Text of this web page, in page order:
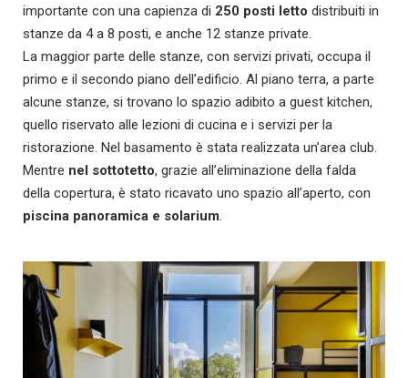
importante con una capienza di 250 posti letto distribuiti in
stanze da 4 a 8 posti, e anche 12 stanze private.
La maggior parte delle stanze, con servizi privati, occupa il
primo e il secondo piano dell’edificio. Al piano terra, a parte
alcune stanze, si trovano lo spazio adibito a guest kitchen,
quello riservato alle lezioni di cucina e i servizi per la
ristorazione. Nel basamento è stata realizzata un’area club.
Mentre nel sottotetto, grazie all’eliminazione della falda
della copertura, è stato ricavato uno spazio all’aperto, con
piscina panoramica e solarium.